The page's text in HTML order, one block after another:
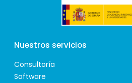
Nuestros servicios
Consultoría
Software